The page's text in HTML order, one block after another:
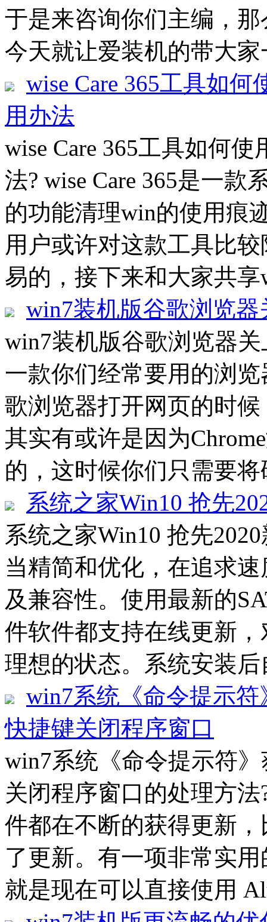
于是来咨询你们主编，
今天就让爱装机的带大
wise Care 365工具如何
用办法
wise Care 365工具如何使
法? wise Care 365是一
的功能清理win的使用痕
用户或许对这款工具比
易的，接下来和大家共享
win7装机版谷歌浏览
win7装机版谷歌浏览器
一款你们经常要用的浏
歌浏览器打开网页的时
其实有或许是因为
的，这时候你们只需要
系统之家Win10 抢先
系统之家Win10 抢先
当精简和优化，在追求
及兼容性。使用最新的
件软件都支持在线更新
理想的状态。系统安装
win7系统《命令提示
快捷键关闭程序窗口
win7系统《命令提示符
关闭程序窗口的处理方
件都在不断的获得更新
了更新。有一项非常实
就是现在可以直接使用